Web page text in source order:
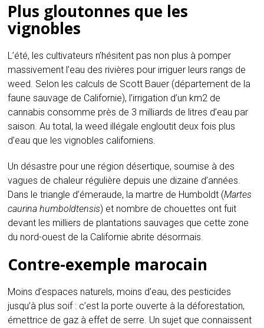
Plus gloutonnes que les
vignobles
L’été, les cultivateurs n’hésitent pas non plus à pomper
massivement l’eau des rivières pour irriguer leurs rangs de
weed. Selon les calculs de Scott Bauer (département de la
faune sauvage de Californie), l’irrigation d’un km2 de
cannabis consomme près de 3 milliards de litres d’eau par
saison. Au total, la weed illégale engloutit deux fois plus
d’eau que les vignobles californiens.
Un désastre pour une région désertique, soumise à des
vagues de chaleur régulière depuis une dizaine d’années.
Dans le triangle d’émeraude, la martre de Humboldt (Martes
caurina humboldtensis) et nombre de chouettes ont fuit
devant les milliers de plantations sauvages que cette zone
du nord-ouest de la Californie abrite désormais.
Contre-exemple marocain
Moins d’espaces naturels, moins d’eau, des pesticides
jusqu’à plus soif : c’est la porte ouverte à la déforestation,
émettrice de gaz à effet de serre. Un sujet que connaissent